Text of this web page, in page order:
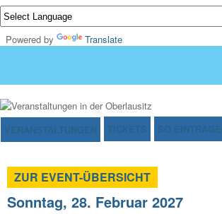
Powered by Translate
VERANSTALTUNGEN TICKETS SO EINTRAGEN
ZUR EVENT-ÜBERSICHT
Sonntag, 28. Februar 2027